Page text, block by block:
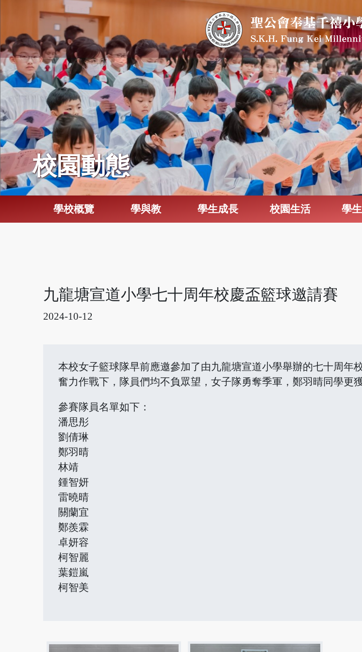
校園動態
學校概覽 學與教 學生成長 校園生活 學
九龍塘宣道小學七十周年校慶盃籃球邀請賽
2024-10-12
本校女子籃球隊早前應邀參加了由九龍塘宣道小學舉辦的七十周年
奮力作戰下，隊員們均不負眾望，女子隊勇奪季軍，鄭羽晴同學更
參賽隊員名單如下：
潘思彤
劉倩琳
鄭羽晴
林靖
鍾智妍
雷曉晴
關蘭宜
鄭羨霖
卓妍容
柯智麗
葉鎧嵐
柯智美